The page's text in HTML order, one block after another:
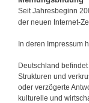
Seit Jahresbeginn
der neuen Internet-
In deren Impressum
Deutschland
Strukturen und
oder verzögerte
kulturelle und